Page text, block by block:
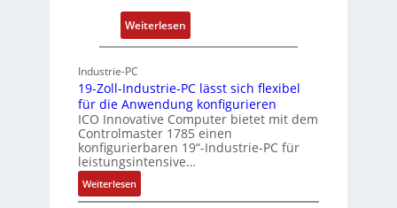
u
n
g
t
-
A
c
h
i
t
e
Weiterlesen:
P
s
i
c
a
Industrie-PC
19-Zoll-Industrie-PC lässt sich flexibel
für die Anwendung konfigurieren
ICO Innovative Computer bietet mit dem
Controlmaster 1785 einen
konfigurierbaren 19“-Industrie-PC für
leistungsintensive…
Weiterlesen:
1